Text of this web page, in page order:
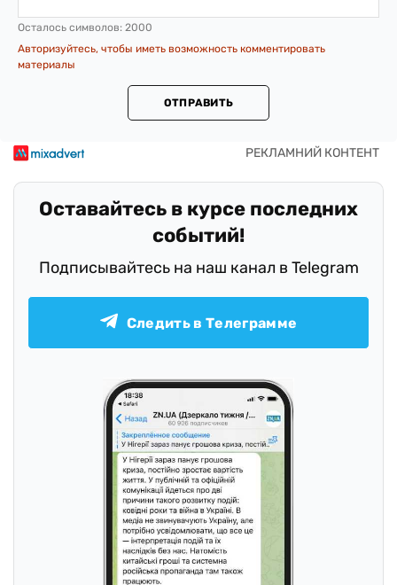
Осталось символов: 2000
Авторизуйтесь, чтобы иметь возможность комментировать
материалы
ОТПРАВИТЬ
Оставайтесь в курсе последних
событий!
Подписывайтесь на наш канал в Telegram
Следить в Телеграмме